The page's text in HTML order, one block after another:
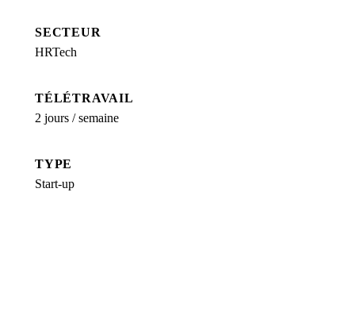
SECTEUR
HRTech
TÉLÉTRAVAIL
2 jours / semaine
TYPE
Start-up